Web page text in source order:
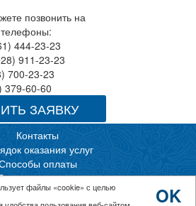
позвонить на
444-23-23
911-23-23
700-23-23
379-60-60
ЗАЯВКУ
Контакты
оказания услуг
оплаты
путевки
звонок
OK
файлы «cookie» с целью